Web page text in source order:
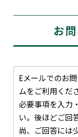
お
Eメールでのお
ムをご利用くだ
必要事項を入力
い。後ほどご回
尚、ご回答には